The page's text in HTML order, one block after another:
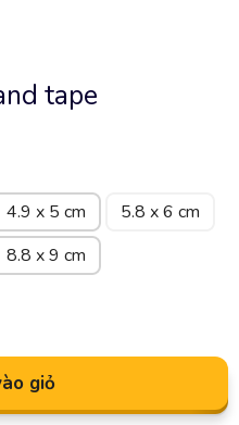
tape
4.9 x 5 cm
5.8 x 6 cm
8.8 x 9 cm
giỏ